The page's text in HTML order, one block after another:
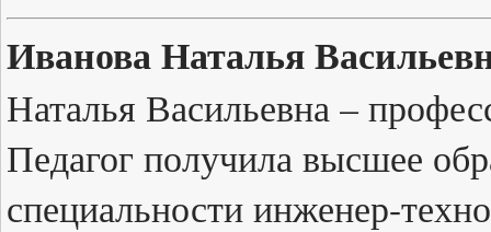
Иванова Наталья
Наталья Васильевна –
Педагог получила высшее
специальности инженер-